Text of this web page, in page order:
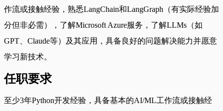
作流或接触经验，熟悉LangChain和LangGraph（有实际经验加
分但非必需），了解Microsoft Azure服务，了解LLMs（如
GPT、Claude等）及其应用，具备良好的问题解决能力并愿意
学习新技术。
任职要求
至少3年Python开发经验，具备基本的AI/ML工作流或接触经